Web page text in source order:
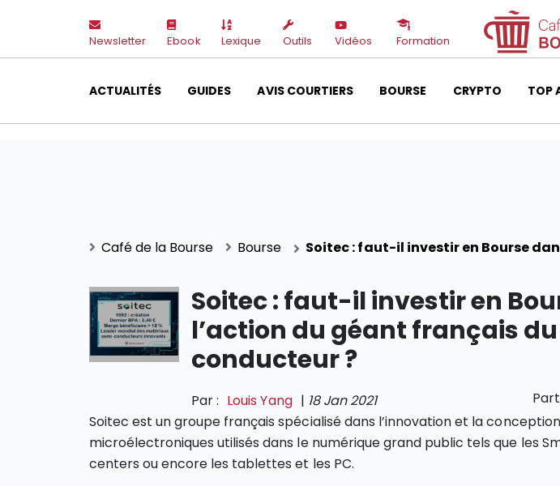
Newsletter Ebook Lexique Outils Vidéos Formation
ACTUALITÉS GUIDES AVIS COURTIERS BOURSE CRYPTO TOP
Café de la Bourse Bourse Soitec : faut-il investir en Bourse
Soitec : faut-il investir en
l’action du géant français
conducteur ?
Par : Louis Yang | 18 Jan 2021
Soitec est un groupe français spécialisé dans l’innovation et la
microélectroniques utilisés dans le numérique grand public tels que les
centers ou encore les tablettes et les PC.